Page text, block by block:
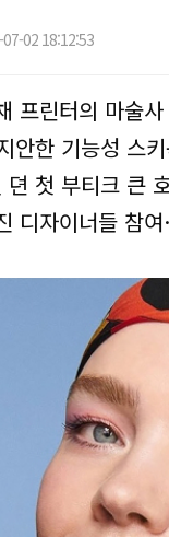
02 18:12:53
프린터의 마술사
안한 기능성 스
첫 부티크 큰
디자이너들 참